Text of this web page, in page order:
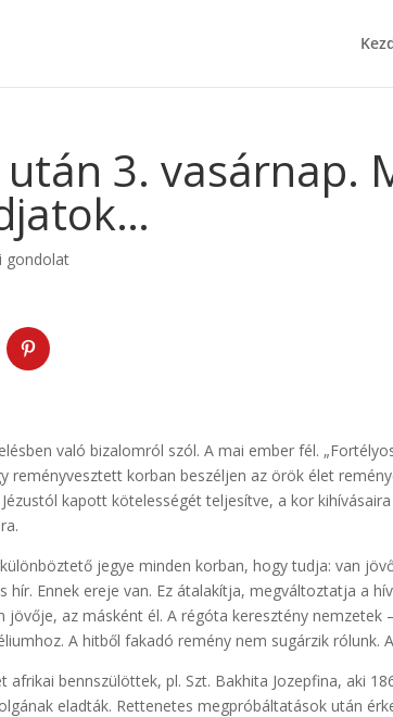
3. vasárnap.
gondolat
való bizalomról szól. A mai ember fél.
reményvesztett korban beszéljen az örök élet
kapott kötelességét teljesítve, a kor
jegye minden korban, hogy tudja: van
hír. Ennek ereje van. Ez átalakítja, megváltoztatja a
jövője, az másként él. A régóta keresztény
A hitből fakadó remény nem sugárzik rólunk.
afrikai bennszülöttek, pl. Szt. Bakhita Jozepfina, aki
eladták. Rettenetes megpróbáltatások után